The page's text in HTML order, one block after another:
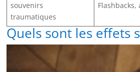
souvenirs
traumatiques
Flashbacks,
Quels sont les effets